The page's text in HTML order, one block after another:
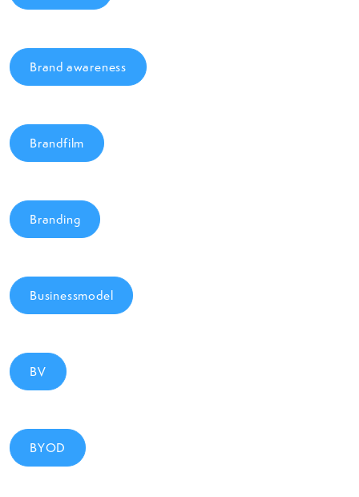
Brand awareness
Brandfilm
Branding
Businessmodel
BV
BYOD